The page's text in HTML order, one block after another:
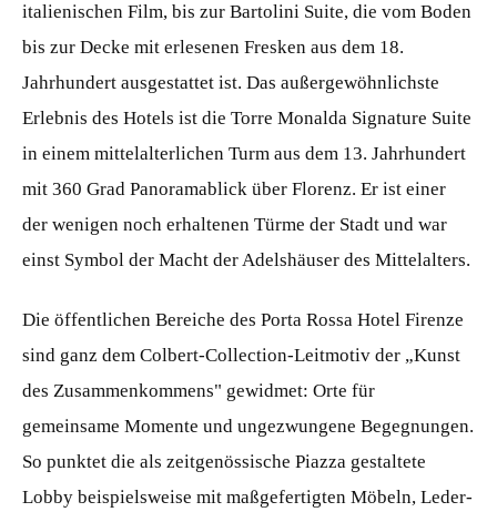
italienischen Film, bis zur Bartolini Suite, die vom Boden
bis zur Decke mit erlesenen Fresken aus dem 18.
Jahrhundert ausgestattet ist. Das außergewöhnlichste
Erlebnis des Hotels ist die Torre Monalda Signature Suite
in einem mittelalterlichen Turm aus dem 13. Jahrhundert
mit 360 Grad Panoramablick über Florenz. Er ist einer
der wenigen noch erhaltenen Türme der Stadt und war
einst Symbol der Macht der Adelshäuser des Mittelalters.
Die öffentlichen Bereiche des Porta Rossa Hotel Firenze
sind ganz dem Colbert-Collection-Leitmotiv der „Kunst
des Zusammenkommens" gewidmet: Orte für
gemeinsame Momente und ungezwungene Begegnungen.
So punktet die als zeitgenössische Piazza gestaltete
Lobby beispielsweise mit maßgefertigten Möbeln, Leder-